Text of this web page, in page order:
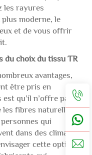
les rayures
moderne, le
et de vous offrir
du choix du tissu TR
avantages,
être pris en
qu’il n’offre pas
les fibres naturelles
qui
dans des climats
cette option.